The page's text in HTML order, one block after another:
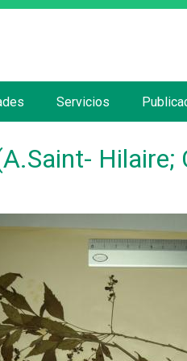
Hilaire;
Servicios